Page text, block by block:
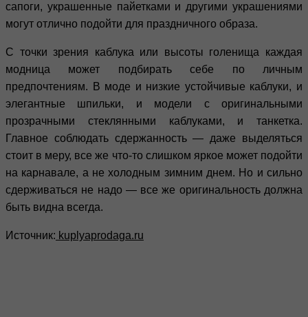
сапоги, украшенные пайетками и другими украшениями
могут отлично подойти для праздничного образа.
С точки зрения каблука или высоты голенища каждая
модница может подбирать себе по личным
предпочтениям. В моде и низкие устойчивые каблуки, и
элегантные шпильки, и модели с оригинальными
прозрачными стеклянными каблуками, и танкетка.
Главное соблюдать сдержанность — даже выделяться
стоит в меру, все же что-то слишком яркое может подойти
на карнавале, а не холодным зимним днем. Но и сильно
сдерживаться не надо — все же оригинальность должна
быть видна всегда.
Источник: kuplyaprodaga.ru